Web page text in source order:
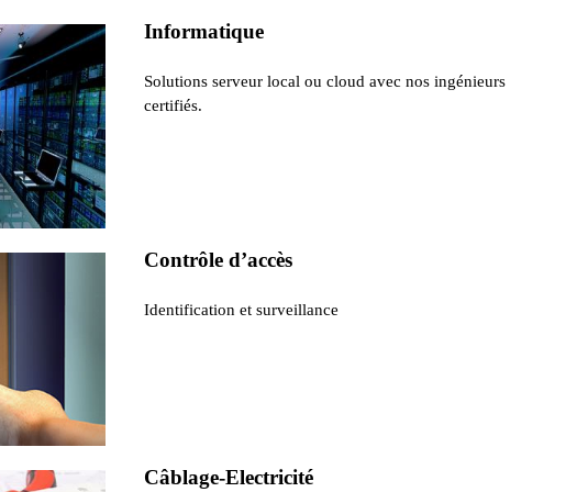
Informatique
Solutions serveur local ou cloud avec nos ingénieurs
certifiés.
Contrôle d’accès
Identification et surveillance
Câblage-Electricité